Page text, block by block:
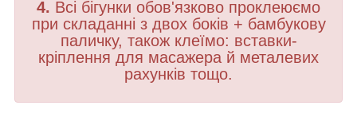
4. Всі бігунки обов'язково проклеюємо
при складанні з двох боків + бамбукову
паличку, також клеїмо: вставки-
кріплення для масажера й металевих
рахунків тощо.